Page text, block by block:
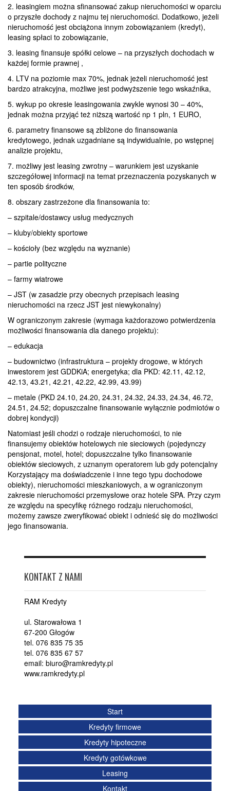
2. leasingiem można sfinansować zakup nieruchomości w oparciu
o przyszłe dochody z najmu tej nieruchomości. Dodatkowo, jeżeli
nieruchomość jest obciążona innym zobowiązaniem (kredyt),
leasing spłaci to zobowiązanie,
3. leasing finansuje spółki celowe – na przyszłych dochodach w
każdej formie prawnej ,
4. LTV na poziomie max 70%, jednak jeżeli nieruchomość jest
bardzo atrakcyjna, możliwe jest podwyższenie tego wskaźnika,
5. wykup po okresie leasingowania zwykle wynosi 30 – 40%,
jednak można przyjąć też niższą wartość np 1 pln, 1 EURO,
6. parametry finansowe są zbliżone do finansowania
kredytowego, jednak uzgadniane są indywidualnie, po wstępnej
analizie projektu,
7. możliwy jest leasing zwrotny – warunkiem jest uzyskanie
szczegółowej informacji na temat przeznaczenia pozyskanych w
ten sposób środków,
8. obszary zastrzeżone dla finansowania to:
– szpitale/dostawcy usług medycznych
– kluby/obiekty sportowe
– kościoły (bez względu na wyznanie)
– partie polityczne
– farmy wiatrowe
– JST (w zasadzie przy obecnych przepisach leasing
nieruchomości na rzecz JST jest niewykonalny)
W ograniczonym zakresie (wymaga każdorazowo potwierdzenia
możliwości finansowania dla danego projektu):
– edukacja
– budownictwo (infrastruktura – projekty drogowe, w których
inwestorem jest GDDKiA; energetyka; dla PKD: 42.11, 42.12,
42.13, 43.21, 42.21, 42.22, 42.99, 43.99)
– metale (PKD 24.10, 24.20, 24.31, 24.32, 24.33, 24.34, 46.72,
24.51, 24.52; dopuszczalne finansowanie wyłącznie podmiotów o
dobrej kondycji)
Natomiast jeśli chodzi o rodzaje nieruchomości, to nie
finansujemy obiektów hotelowych nie sieciowych (pojedynczy
pensjonat, motel, hotel; dopuszczalne tylko finansowanie
obiektów sieciowych, z uznanym operatorem lub gdy potencjalny
Korzystający ma doświadczenie i inne tego typu dochodowe
obiekty), nieruchomości mieszkaniowych, a w ograniczonym
zakresie nieruchomości przemysłowe oraz hotele SPA. Przy czym
ze względu na specyfikę różnego rodzaju nieruchomości,
możemy zawsze zweryfikować obiekt i odnieść się do możliwości
jego finansowania.
KONTAKT Z NAMI
RAM Kredyty
ul. Starowałowa 1
67-200 Głogów
tel. 076 835 75 35
tel. 076 835 67 57
email: biuro@ramkredyty.pl
www.ramkredyty.pl
Start
Kredyty firmowe
Kredyty hipoteczne
Kredyty gotówkowe
Leasing
Kontakt